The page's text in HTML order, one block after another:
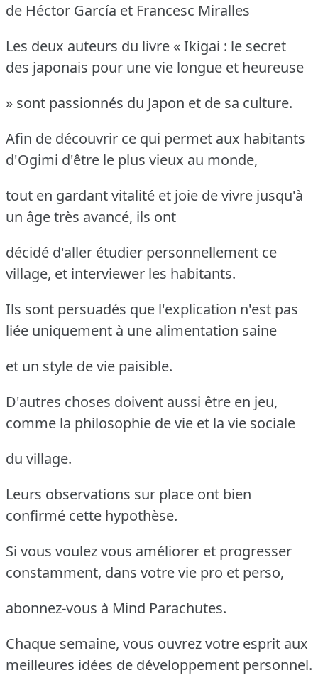
de Héctor García et Francesc Miralles
Les deux auteurs du livre « Ikigai : le secret
des japonais pour une vie longue et heureuse
» sont passionnés du Japon et de sa culture.
Afin de découvrir ce qui permet aux habitants
d'Ogimi d'être le plus vieux au monde,
tout en gardant vitalité et joie de vivre jusqu'à
un âge très avancé, ils ont
décidé d'aller étudier personnellement ce
village, et interviewer les habitants.
Ils sont persuadés que l'explication n'est pas
liée uniquement à une alimentation saine
et un style de vie paisible.
D'autres choses doivent aussi être en jeu,
comme la philosophie de vie et la vie sociale
du village.
Leurs observations sur place ont bien
confirmé cette hypothèse.
Si vous voulez vous améliorer et progresser
constamment, dans votre vie pro et perso,
abonnez-vous à Mind Parachutes.
Chaque semaine, vous ouvrez votre esprit aux
meilleures idées de développement personnel.